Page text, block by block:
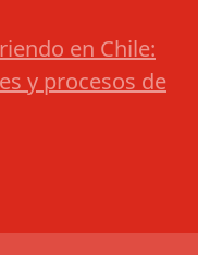
en Chile:
y procesos de